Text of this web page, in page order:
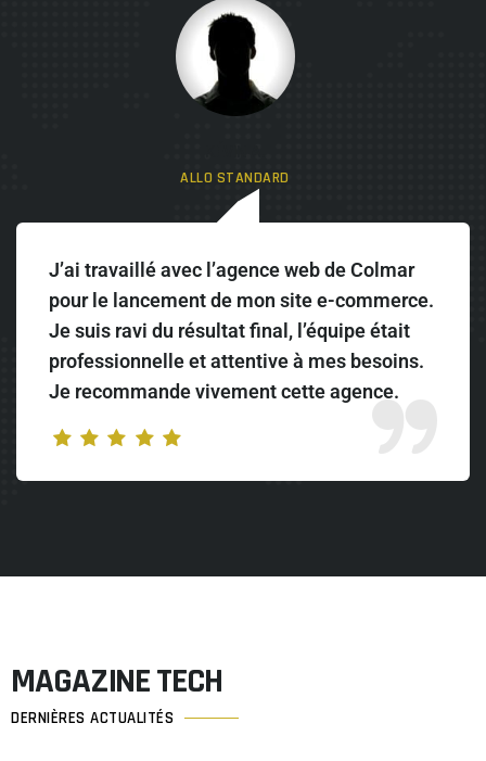
ALLO STANDARD
J’ai travaillé avec l’agence web de Colmar
pour le lancement de mon site e-commerce.
Je suis ravi du résultat final, l’équipe était
professionnelle et attentive à mes besoins.
Je recommande vivement cette agence.
MAGAZINE TECH
DERNIÈRES ACTUALITÉS